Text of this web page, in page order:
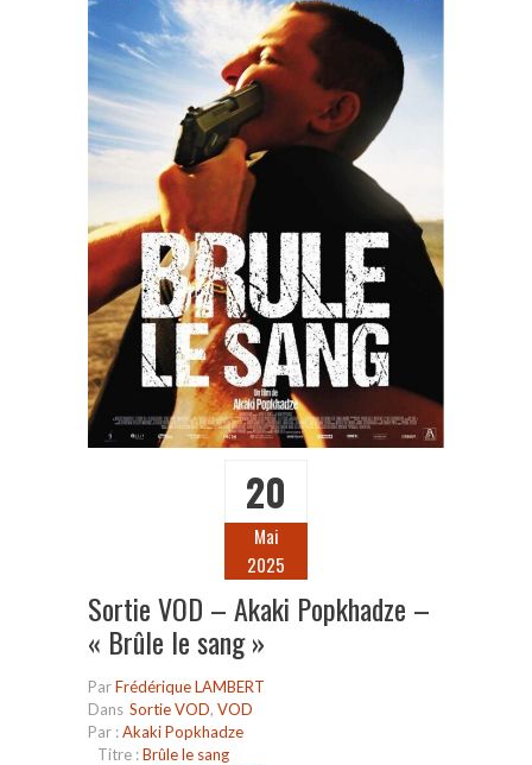
20
Mai
2025
Sortie VOD – Akaki Popkhadze –
« Brûle le sang »
ParFrédérique LAMBERT
Dans Sortie VOD, VOD
Par :Akaki Popkhadze
Titre :Brûle le sang